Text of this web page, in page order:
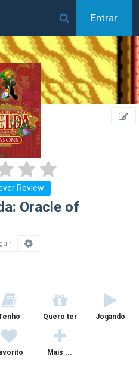
Entrar
Review
Oracle of
Quero ter Jogando
Mais ...